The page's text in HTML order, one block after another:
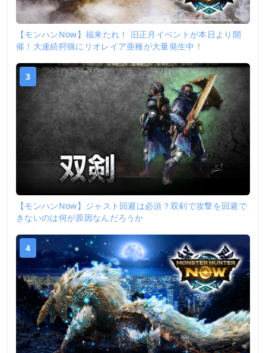
【モンハンNow】福来たれ！ 旧正月イベントが本日より開
催！大連続狩猟にリオレイア亜種が大量発生中！
3
【モンハンNow】ジャスト回避は必須？双剣で攻撃を回避で
きないのは何が原因なんだろうか
4